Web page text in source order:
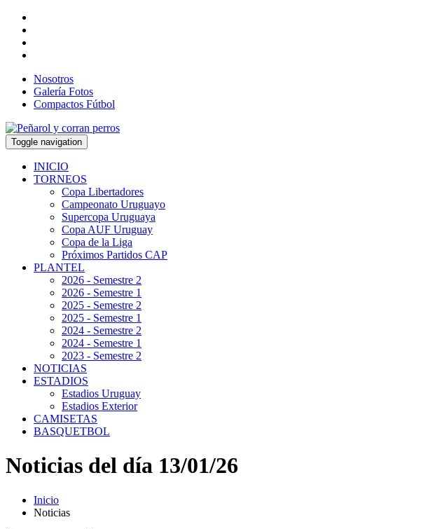
Nosotros
Galería Fotos
Compactos Fútbol
Toggle navigation
INICIO
TORNEOS
Copa Libertadores
Campeonato Uruguayo
Supercopa Uruguaya
Copa AUF Uruguay
Copa de la Liga
Próximos Partidos CAP
PLANTEL
2026 - Semestre 2
2026 - Semestre 1
2025 - Semestre 2
2025 - Semestre 1
2024 - Semestre 2
2024 - Semestre 1
2023 - Semestre 2
NOTICIAS
ESTADIOS
Estadios Uruguay
Estadios Exterior
CAMISETAS
BASQUETBOL
Noticias del día 13/01/26
Inicio
Noticias